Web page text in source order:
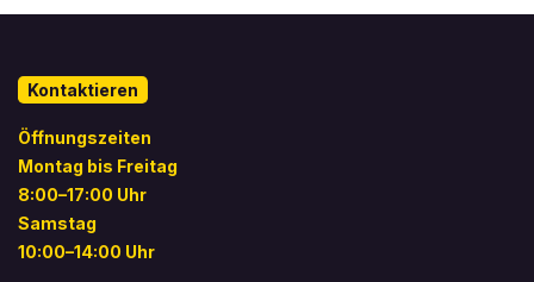
Kontaktieren
Öffnungszeiten
Montag bis Freitag
8:00–17:00 Uhr
Samstag
10:00–14:00 Uhr